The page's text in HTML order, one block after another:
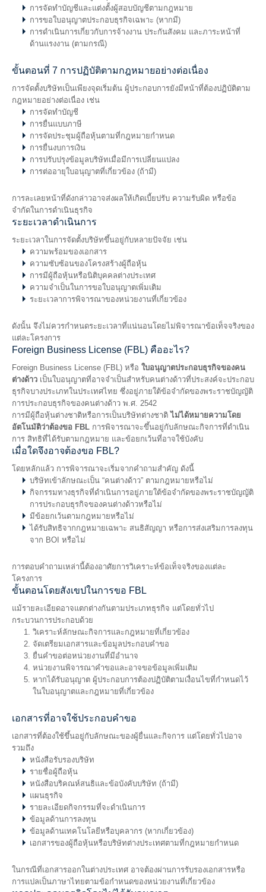
การจัดทำบัญชีและแต่งตั้งผู้สอบบัญชีตามกฎหมาย
การขอใบอนุญาตประกอบธุรกิจเฉพาะ (หากมี)
การดำเนินการเกี่ยวกับการจ้างงาน ประกันสังคม และภาระหน้าที่
ด้านแรงงาน (ตามกรณี)
ขั้นตอนที่ 7 การปฏิบัติตามกฎหมายอย่างต่อเนื่อง
การจัดตั้งบริษัทเป็นเพียงจุดเริ่มต้น ผู้ประกอบการยังมีหน้าที่ต้องปฏิบัติตาม
กฎหมายอย่างต่อเนื่อง เช่น
การจัดทำบัญชี
การยื่นแบบภาษี
การจัดประชุมผู้ถือหุ้นตามที่กฎหมายกำหนด
การยื่นงบการเงิน
การปรับปรุงข้อมูลบริษัทเมื่อมีการเปลี่ยนแปลง
การต่ออายุใบอนุญาตที่เกี่ยวข้อง (ถ้ามี)
การละเลยหน้าที่ดังกล่าวอาจส่งผลให้เกิดเบี้ยปรับ ความรับผิด หรือข้อ
จำกัดในการดำเนินธุรกิจ
ระยะเวลาดำเนินการ
ระยะเวลาในการจัดตั้งบริษัทขึ้นอยู่กับหลายปัจจัย เช่น
ความพร้อมของเอกสาร
ความซับซ้อนของโครงสร้างผู้ถือหุ้น
การมีผู้ถือหุ้นหรือนิติบุคคลต่างประเทศ
ความจำเป็นในการขอใบอนุญาตเพิ่มเติม
ระยะเวลาการพิจารณาของหน่วยงานที่เกี่ยวข้อง
ดังนั้น จึงไม่ควรกำหนดระยะเวลาที่แน่นอนโดยไม่พิจารณาข้อเท็จจริงของ
แต่ละโครงการ
Foreign Business License (FBL) คืออะไร?
Foreign Business License (FBL) หรือ ใบอนุญาตประกอบธุรกิจของคน
ต่างด้าว เป็นใบอนุญาตที่อาจจำเป็นสำหรับคนต่างด้าวที่ประสงค์จะประกอบ
ธุรกิจบางประเภทในประเทศไทย ซึ่งอยู่ภายใต้ข้อจำกัดของพระราชบัญญัติ
การประกอบธุรกิจของคนต่างด้าว พ.ศ. 2542
การมีผู้ถือหุ้นต่างชาติหรือการเป็นบริษัทต่างชาติไม่ได้หมายความโดย
อัตโนมัติว่าต้องขอ FBL การพิจารณาจะขึ้นอยู่กับลักษณะกิจการที่ดำเนิน
การ สิทธิที่ได้รับตามกฎหมาย และข้อยกเว้นที่อาจใช้บังคับ
เมื่อใดจึงอาจต้องขอ FBL?
โดยหลักแล้ว การพิจารณาจะเริ่มจากคำถามสำคัญ ดังนี้
บริษัทเข้าลักษณะเป็น “คนต่างด้าว” ตามกฎหมายหรือไม่
กิจกรรมทางธุรกิจที่ดำเนินการอยู่ภายใต้ข้อจำกัดของพระราชบัญญัติ
การประกอบธุรกิจของคนต่างด้าวหรือไม่
มีข้อยกเว้นตามกฎหมายหรือไม่
ได้รับสิทธิจากกฎหมายเฉพาะ สนธิสัญญา หรือการส่งเสริมการลงทุน
จาก BOI หรือไม่
การตอบคำถามเหล่านี้ต้องอาศัยการวิเคราะห์ข้อเท็จจริงของแต่ละ
โครงการ
ขั้นตอนโดยสังเขปในการขอ FBL
แม้รายละเอียดอาจแตกต่างกันตามประเภทธุรกิจ แต่โดยทั่วไป
กระบวนการประกอบด้วย
วิเคราะห์ลักษณะกิจการและกฎหมายที่เกี่ยวข้อง
จัดเตรียมเอกสารและข้อมูลประกอบคำขอ
ยื่นคำขอต่อหน่วยงานที่มีอำนาจ
หน่วยงานพิจารณาคำขอและอาจขอข้อมูลเพิ่มเติม
หากได้รับอนุญาต ผู้ประกอบการต้องปฏิบัติตามเงื่อนไขที่กำหนดไว้
ในใบอนุญาตและกฎหมายที่เกี่ยวข้อง
เอกสารที่อาจใช้ประกอบคำขอ
เอกสารที่ต้องใช้ขึ้นอยู่กับลักษณะของผู้ยื่นและกิจการ แต่โดยทั่วไปอาจ
รวมถึง
หนังสือรับรองบริษัท
รายชื่อผู้ถือหุ้น
หนังสือบริคณห์สนธิและข้อบังคับบริษัท (ถ้ามี)
แผนธุรกิจ
รายละเอียดกิจกรรมที่จะดำเนินการ
ข้อมูลด้านการลงทุน
ข้อมูลด้านเทคโนโลยีหรือบุคลากร (หากเกี่ยวข้อง)
เอกสารของผู้ถือหุ้นหรือบริษัทต่างประเทศตามที่กฎหมายกำหนด
ในกรณีที่เอกสารออกในต่างประเทศ อาจต้องผ่านการรับรองเอกสารหรือ
การแปลเป็นภาษาไทยตามข้อกำหนดของหน่วยงานที่เกี่ยวข้อง